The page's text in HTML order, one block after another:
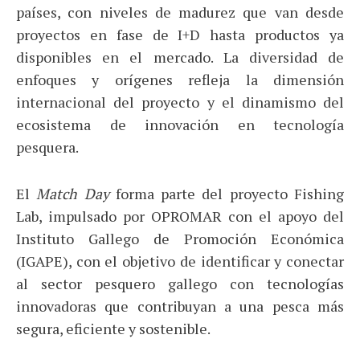
países, con niveles de madurez que van desde
proyectos en fase de I+D hasta productos ya
disponibles en el mercado. La diversidad de
enfoques y orígenes refleja la dimensión
internacional del proyecto y el dinamismo del
ecosistema de innovación en tecnología
pesquera.
El Match Day forma parte del proyecto Fishing
Lab, impulsado por OPROMAR con el apoyo del
Instituto Gallego de Promoción Económica
(IGAPE), con el objetivo de identificar y conectar
al sector pesquero gallego con tecnologías
innovadoras que contribuyan a una pesca más
segura, eficiente y sostenible.